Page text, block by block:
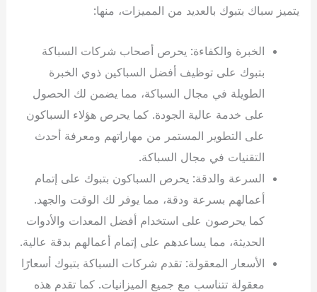
يتميز سباك بتبوك بالعديد من المميزات، منها:
الخبرة والكفاءة: يحرص أصحاب شركات السباكة
بتبوك على توظيف أفضل السباكين ذوي الخبرة
الطويلة في مجال السباكة، مما يضمن لك الحصول
على خدمة عالية الجودة. كما يحرص هؤلاء السباكون
على التطوير المستمر من مهاراتهم ومعرفة أحدث
التقنيات في مجال السباكة.
السرعة والدقة: يحرص السباكون بتبوك على إتمام
أعمالهم بسرعة ودقة، مما يوفر لك الوقت والجهد.
كما يحرصون على استخدام أفضل المعدات والأدوات
الحديثة، مما يساعدهم على إتمام أعمالهم بدقة عالية.
الأسعار المعقولة: تقدم شركات السباكة بتبوك أسعارًا
معقولة تتناسب مع جميع الميزانيات. كما تقدم هذه